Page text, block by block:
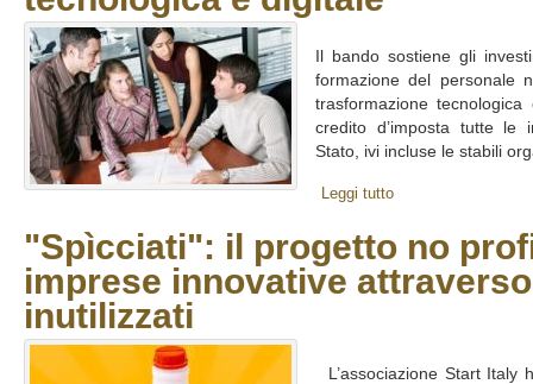
Il bando sostiene gli
formazione del personale
trasformazione
credito d’imposta tutte le
Stato, ivi incluse le stabili
Leggi tutto
"Spìcciati": il progetto no
imprese innovative
inutilizzati
L’associazione Start Italy